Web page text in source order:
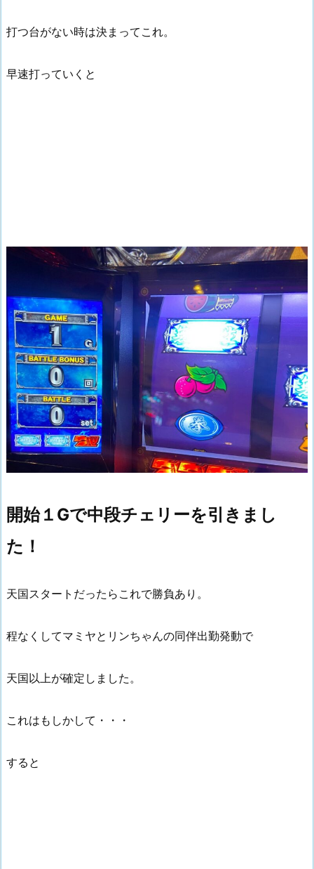
打つ台がない時は決まってこれ。
早速打っていくと
開始１Gで中段チェリーを引きまし
た！
天国スタートだったらこれで勝負あり。
程なくしてマミヤとリンちゃんの同伴出勤発動で
天国以上が確定しました。
これはもしかして・・・
すると